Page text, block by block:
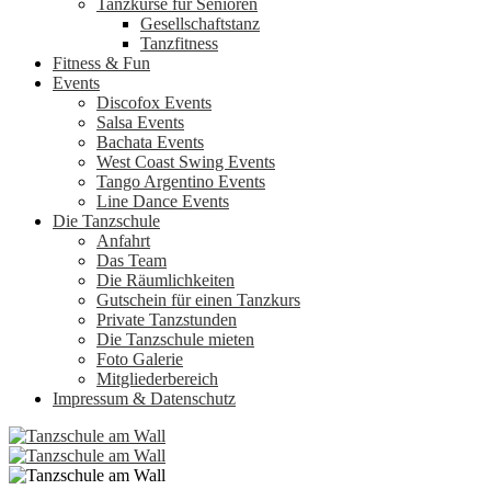
Gesellschaftstanz
Tanzfitness
Fitness & Fun
Events
Discofox Events
Salsa Events
Bachata Events
West Coast Swing Events
Tango Argentino Events
Line Dance Events
Die Tanzschule
Anfahrt
Das Team
Die Räumlichkeiten
Gutschein für einen Tanzkurs
Private Tanzstunden
Die Tanzschule mieten
Foto Galerie
Mitgliederbereich
Impressum & Datenschutz